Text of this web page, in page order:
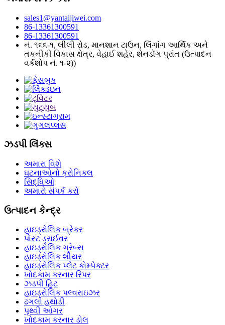
sales1@yantaijiwei.com
86-13361300591
86-13361300591
નં. ૧૬૬-૧, લીલી રોડ, માનશાન ટાઉન, લિંગાંગ આર્થિક અને
તકનીકી વિકાસ ક્ષેત્ર, વેહાઈ શહેર, શેનડોંગ પ્રાંત (ઉત્પાદન
વર્કશોપ નં. ૧-૨))
ઝડપી લિંક્સ
અમારા વિશે
ઘટનાઓનો ક્રોનિકલ
સિદ્ધિઓ
અમારો સંપર્ક કરો
ઉત્પાદન કેન્દ્ર
હાઇડ્રોલિક બ્રેકર
પોસ્ટ ડ્રાઈવર
હાઇડ્રોલિક ગ્રેબ્સ
હાઇડ્રોલિક શીયર
હાઇડ્રોલિક પ્લેટ કોમ્પેક્ટર
ખોદકામ કરનાર રિપર
ઝડપી હિટ
હાઇડ્રોલિક પલ્વરાઇઝર
ઢગલો હથોડી
પૃથ્વી ઓગર
ખોદકામ કરનાર ડોલ